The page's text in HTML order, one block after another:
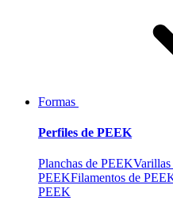
Formas
Perfiles de PEEK
Planchas de PEEK
PEEKFilamentos de
PEEK